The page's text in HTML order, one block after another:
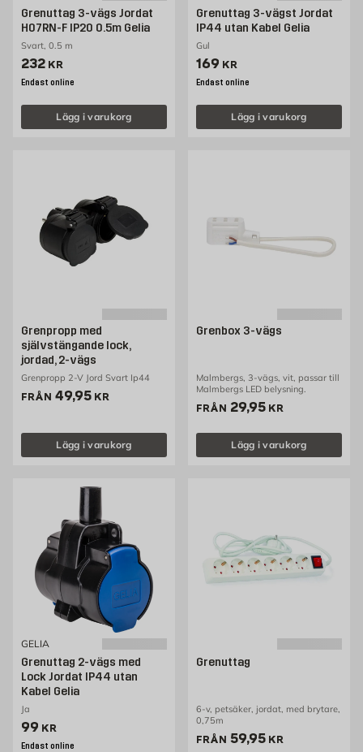
Grenuttag 3-vägs Jordat
H07RN-F IP20 0.5m Gelia
Svart, 0.5 m
Pris 232 kr
232 KR
Endast online
Lägg i varukorg
Grenuttag 3-vägst Jordat
IP44 utan Kabel Gelia
Gul
Pris 169 kr
169 KR
Endast online
Lägg i varukorg
Grenpropp med
självstängande lock,
jordad, 2-vägs
Grenpropp 2-V Jord Svart Ip44
FRÅN Pris 49.95 kr
49,95 KR
Lägg i varukorg
Grenbox 3-vägs
Malmbergs, 3-vägs, vit, passar till
Malmbergs LED belysning.
FRÅN Pris 29.95 kr
29,95 KR
Lägg i varukorg
GELIA
Grenuttag 2-vägs med
Lock Jordat IP44 utan
Kabel Gelia
Ja
Pris 99 kr
99 KR
Endast online
Grenuttag
6-v, petsäker, jordat, med brytare,
0,75m
FRÅN Pris 59.95 kr
59,95 KR